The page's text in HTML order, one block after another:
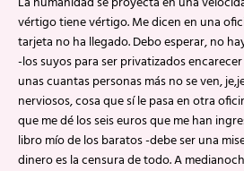
vértigo tiene vértigo. Me dicen en una
tarjeta no ha llegado. Debo esperar, no
-los suyos para ser privatizados
unas cuantas personas más no se ven,
nerviosos, cosa que sí le pasa en otra
que me dé los seis euros que me han
libro mío de los baratos -debe ser una
dinero es la censura de todo. A